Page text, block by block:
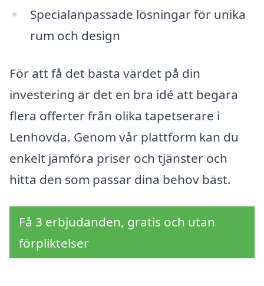
Specialanpassade lösningar för unika
rum och design
För att få det bästa värdet på din
investering är det en bra idé att begära
flera offerter från olika tapetserare i
Lenhovda. Genom vår plattform kan du
enkelt jämföra priser och tjänster och
hitta den som passar dina behov bäst.
Få 3 erbjudanden, gratis och utan
förpliktelser